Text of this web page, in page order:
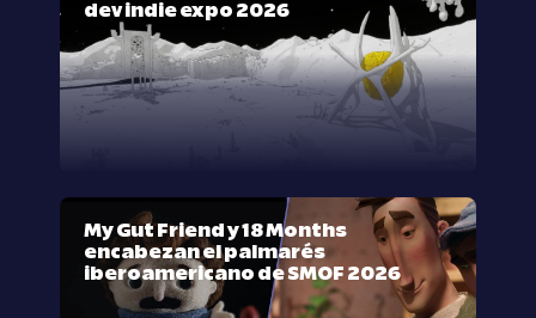
dev indie expo 2026
My Gut Friend y 18 Months
encabezan el palmarés
iberoamericano de SMOF 2026